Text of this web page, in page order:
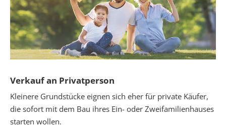
Verkauf an Privatperson
Kleinere Grundstücke eignen sich eher für private Käufer,
die sofort mit dem Bau ihres Ein- oder Zweifamilienhauses
starten wollen.